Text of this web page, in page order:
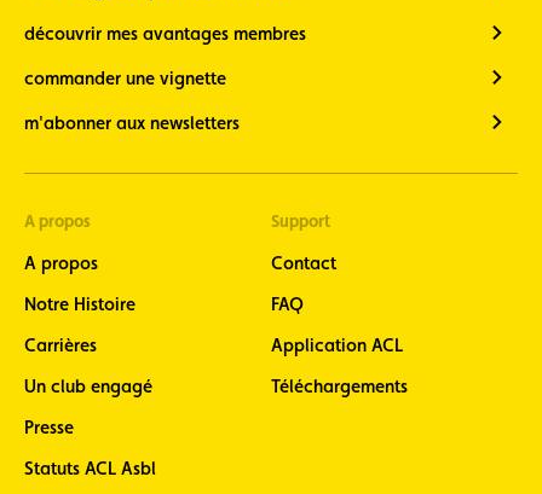
découvrir mes avantages membres
commander une vignette
m'abonner aux newsletters
A propos
A propos
Notre Histoire
Carrières
Un club engagé
Presse
Statuts ACL Asbl
Support
Contact
FAQ
Application ACL
Téléchargements